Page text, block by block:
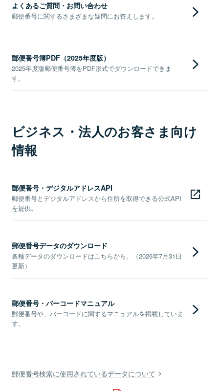
よくあるご質問・お問い合わせ
郵便番号に関するさまざまな疑問にお答えします。
郵便番号簿PDF（2025年度版）
2025年度版郵便番号簿をPDF形式でダウンロードできま
す。
ビジネス・法人のお客さま向け
情報
郵便番号・デジタルアドレスAPI
郵便番号とデジタルアドレスから住所を取得できる公式API
を提供。
郵便番号データのダウンロード
各種データのダウンロードはこちらから。（2026年7月31日
更新）
郵便番号・バーコードマニュアル
郵便番号や、バーコードに関するマニュアルを掲載していま
す。
郵便番号検索に使用されているデータについて